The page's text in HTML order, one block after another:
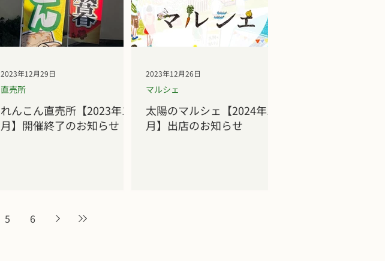
れんこん直売所【2023年12
月】開催終了のお知らせ
直売所
2023年12月29日
太陽のマルシェ【2024年1
月】出店のお知らせ
マルシェ
2023年12月26日
5 6